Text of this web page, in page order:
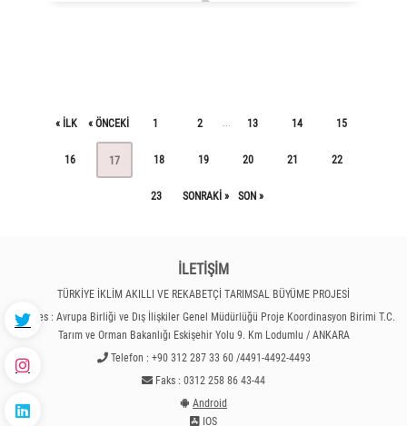
« ILK « ÖNCEKI 1 2 13 14 15
16 17 18 19 20 21 22
23 SONRAKI » SON »
İLETİŞİM
TÜRKİYE İKLİM AKILLI VE REKABETÇİ TARIMSAL BÜYÜME PROJESİ
Adres : Avrupa Birliği ve Dış İlişkiler Genel Müdürlüğü Proje Koordinasyon Birimi T.C.
Tarım ve Orman Bakanlığı Eskişehir Yolu 9. Km Lodumlu / ANKARA
Telefon : +90 312 287 33 60 /4491-4492-4493
Faks : 0312 258 86 43-44
Android
IOS